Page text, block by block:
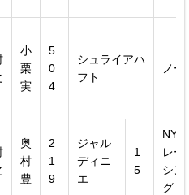
小
栗
実
5
0
4
シュライアハ
フト
ノ
奥
村
豊
2
1
9
ジャル
ディニ
エ
1
5
NY
レー
シン
グ